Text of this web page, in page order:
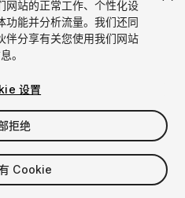
1/4
站的正常工作、个性化设
功能并分析流量。我们还同
伴分享有关您使用我们网站
。
设置
拒绝
Cookie